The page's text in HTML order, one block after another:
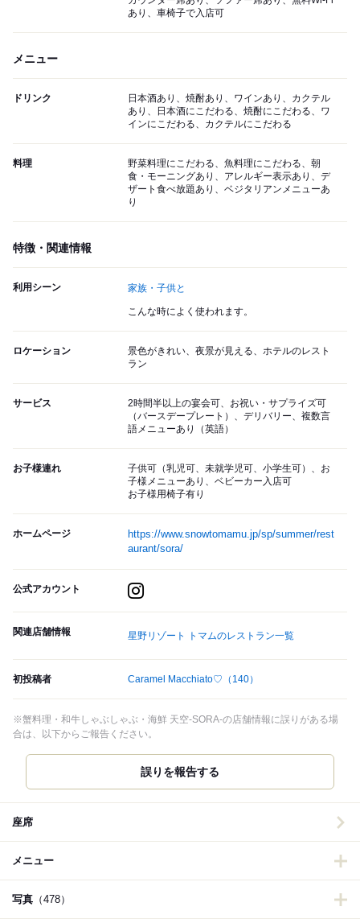
あり、車椅子で入店可
メニュー
ドリンク
日本酒あり、焼酎あり、ワインあり、カクテル
あり、日本酒にこだわる、焼酎にこだわる、ワ
インにこだわる、カクテルにこだわる
料理
野菜料理にこだわる、魚料理にこだわる、朝
食・モーニングあり、アレルギー表示あり、デ
ザート食べ放題あり、ベジタリアンメニューあ
り
特徴・関連情報
利用シーン 家族・子供と
こんな時によく使われます。
ロケーション
景色がきれい、夜景が見える、ホテルのレスト
ラン
サービス
2時間半以上の宴会可、お祝い・サプライズ可
（バースデープレート）、デリバリー、複数言
語メニューあり（英語）
お子様連れ
子供可（乳児可、未就学児可、小学生可）、お
子様メニューあり、ベビーカー入店可
お子様用椅子有り
ホームページ
https://www.snowtomamu.jp/sp/summer/rest
aurant/sora/
公式アカウント
関連店舗情報 星野リゾート トマムのレストラン一覧
初投稿者 Caramel Macchiato♡ （140）
※蟹料理・和牛しゃぶしゃぶ・海鮮 天空-SORA-の店舗情報に誤りがある場
合は、以下からご報告ください。
誤りを報告する
座席
メニュー
写真 （478）